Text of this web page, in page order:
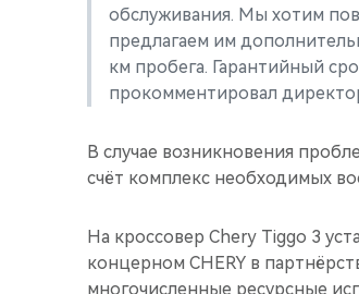
обслуживания. Мы хотим
предлагаем им
км пробега. Гарантийный
прокомментировал
В случае возникновения
счёт комплекс необходимых
На кроссовер Chery Tiggo 3
концерном CHERY в
многочисленные ресурсные